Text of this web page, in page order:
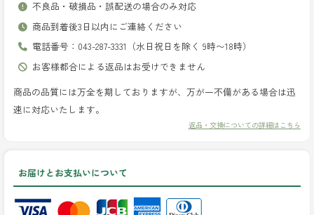
不良品・破損品・誤配送の場合のみ対応
商品到着後3日以内にご連絡ください
電話番号：043-287-3331（水日祝日を除く 9時〜18時）
お客様都合による返品はお受けできません
商品の品質には万全を期しておりますが、万が一不備がある場合は迅
速に対応いたします。
返品・交換についての詳細はこちら
お届けとお支払いについて